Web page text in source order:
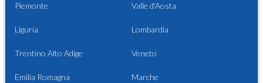
Piemonte Valle d'Aosta
Liguria Lombardia
Trentino Alto Adige Veneto
Emilia Romagna Marche